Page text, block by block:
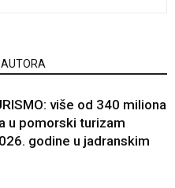
AUTORA
više od 340 miliona
u pomorski turizam
godine u jadranskim